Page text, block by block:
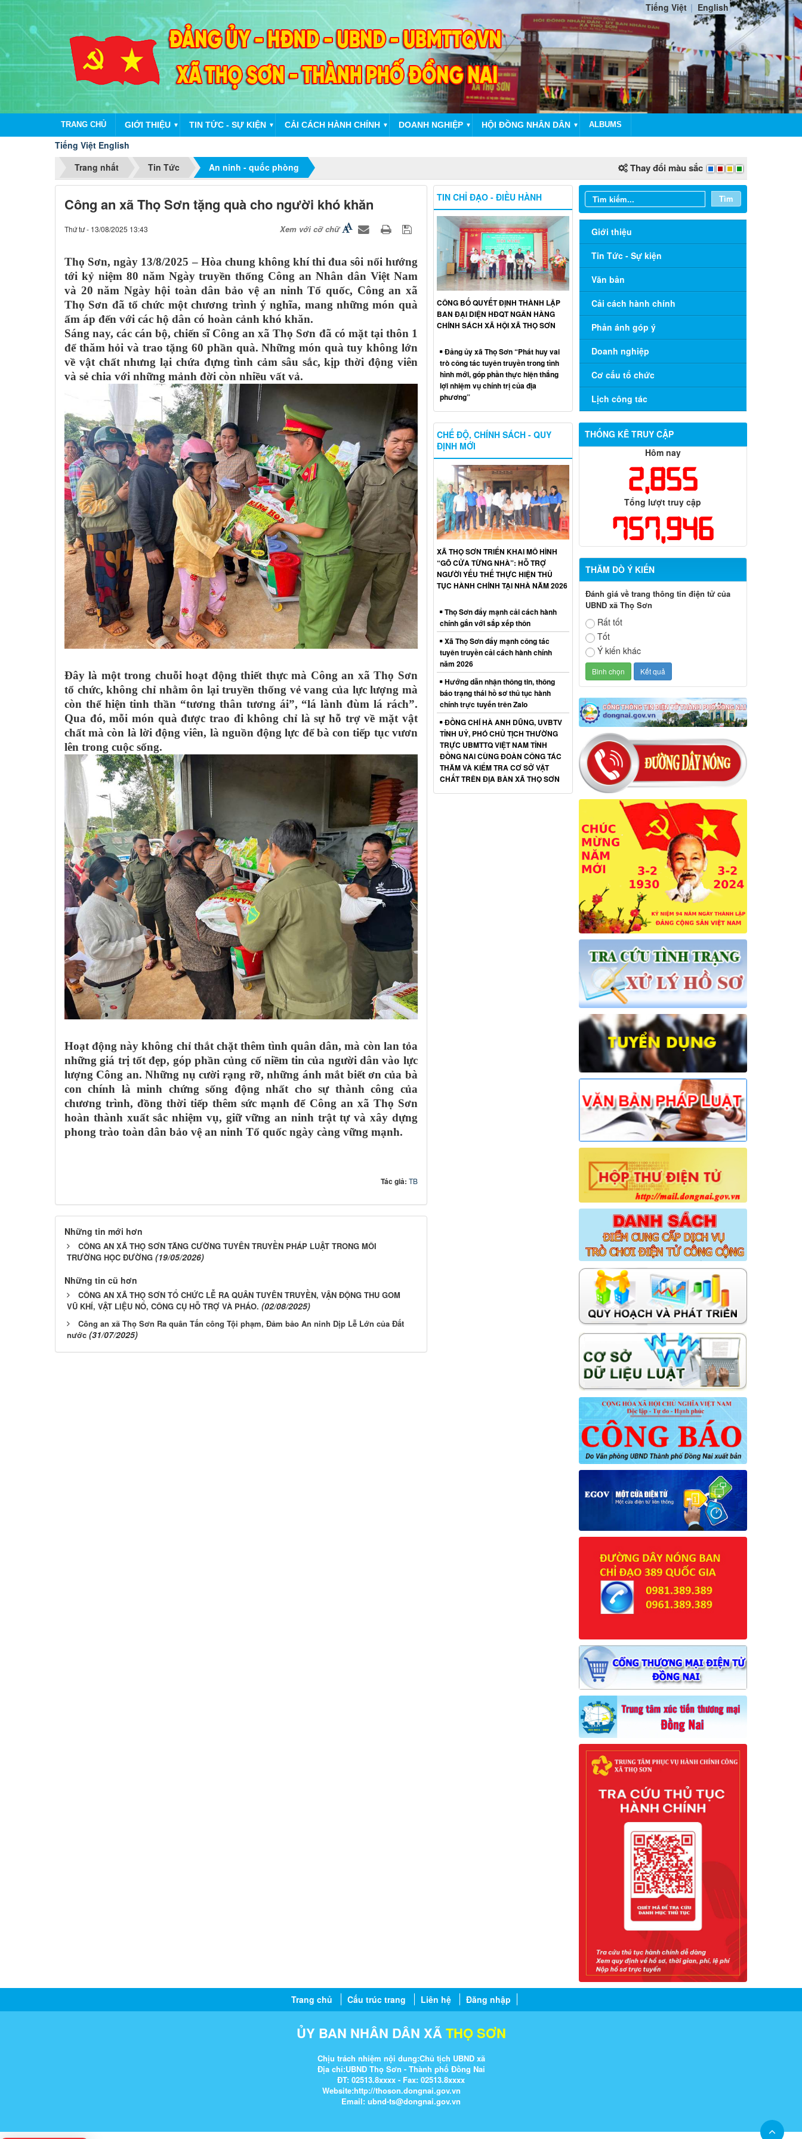
Tiếng Việt English
TRANG CHỦ GIỚI THIỆU ▼ TIN TỨC - SỰ KIỆN ▼ CẢI CÁCH HÀNH CHÍNH ▼ DOANH NGHIỆP ▼ HỘI ĐỒNG NHÂN DÂN ▼ ALBUMS
Tiếng Việt English
Trang nhất
Tin Tức An ninh - quốc phòng Thay đổi màu sắc
Công an xã Thọ Sơn tặng quà cho người khó khăn
Thứ tư - 13/08/2025 13:43 Xem với cỡ chữ
Thọ Sơn, ngày 13/8/2025 – Hòa chung không khí thi đua sôi nổi hướng
tới kỷ niệm 80 năm Ngày truyền thống Công an Nhân dân Việt Nam
và 20 năm Ngày hội toàn dân bảo vệ an ninh Tổ quốc, Công an xã
Thọ Sơn đã tổ chức một chương trình ý nghĩa, mang những món quà
ấm áp đến với các hộ dân có hoàn cảnh khó khăn.
Sáng nay, các cán bộ, chiến sĩ Công an xã Thọ Sơn đã có mặt tại thôn 1
để thăm hỏi và trao tặng 60 phần quà. Những món quà tuy không lớn
về vật chất nhưng lại chứa đựng tình cảm sâu sắc, kịp thời động viên
và sẻ chia với những mảnh đời còn nhiều vất vả.
Đây là một trong chuỗi hoạt động thiết thực mà Công an xã Thọ Sơn
tổ chức, không chỉ nhằm ôn lại truyền thống vẻ vang của lực lượng mà
còn thể hiện tinh thần “tương thân tương ái”, “lá lành đùm lá rách”.
Qua đó, mỗi món quà được trao đi không chỉ là sự hỗ trợ về mặt vật
chất mà còn là lời động viên, là nguồn động lực để bà con tiếp tục vươn
lên trong cuộc sống.
Hoạt động này không chỉ thắt chặt thêm tình quân dân, mà còn lan tỏa
những giá trị tốt đẹp, góp phần củng cố niềm tin của người dân vào lực
lượng Công an. Những nụ cười rạng rỡ, những ánh mắt biết ơn của bà
con chính là minh chứng sống động nhất cho sự thành công của
chương trình, đồng thời tiếp thêm sức mạnh để Công an xã Thọ Sơn
hoàn thành xuất sắc nhiệm vụ, giữ vững an ninh trật tự và xây dựng
phong trào toàn dân bảo vệ an ninh Tổ quốc ngày càng vững mạnh.
Tác giả: TB
Những tin mới hơn
CÔNG AN XÃ THỌ SƠN TĂNG CƯỜNG TUYÊN TRUYỀN PHÁP LUẬT TRONG MÔI
TRƯỜNG HỌC ĐƯỜNG (19/05/2026)
Những tin cũ hơn
CÔNG AN XÃ THỌ SƠN TỔ CHỨC LỄ RA QUÂN TUYÊN TRUYỀN, VẬN ĐỘNG THU GOM
VŨ KHÍ, VẬT LIỆU NỔ, CÔNG CỤ HỖ TRỢ VÀ PHÁO. (02/08/2025)
Công an xã Thọ Sơn Ra quân Tấn công Tội phạm, Đảm bảo An ninh Dịp Lễ Lớn của Đất
nước (31/07/2025)
Tìm
Giới thiệu
Tin Tức - Sự kiện
Văn bản
Cải cách hành chính
Phản ánh góp ý
Doanh nghiệp
Cơ cấu tổ chức
Lịch công tác
THỐNG KÊ TRUY CẬP
Hôm nay
2,855
Tổng lượt truy cập
757,946
THĂM DÒ Ý KIẾN
Đánh giá về trang thông tin điện tử của
UBND xã Thọ Sơn
Rất tốt
Tốt
Ý kiến khác
TIN CHỈ ĐẠO - ĐIỀU HÀNH
CÔNG BỐ QUYẾT ĐỊNH THÀNH LẬP
BAN ĐẠI DIỆN HĐQT NGÂN HÀNG
CHÍNH SÁCH XÃ HỘI XÃ THỌ SƠN
Đảng ủy xã Thọ Sơn “Phát huy vai
trò công tác tuyên truyền trong tình
hình mới, góp phần thực hiện thắng
lợi nhiệm vụ chính trị của địa
phương”
CHẾ ĐỘ, CHÍNH SÁCH - QUY
ĐỊNH MỚI
XÃ THỌ SƠN TRIỂN KHAI MÔ HÌNH
“GÕ CỬA TỪNG NHÀ”: HỖ TRỢ
NGƯỜI YẾU THẾ THỰC HIỆN THỦ
TỤC HÀNH CHÍNH TẠI NHÀ NĂM 2026
Thọ Sơn đẩy mạnh cải cách hành
chính gắn với sắp xếp thôn
Xã Thọ Sơn đẩy mạnh công tác
tuyên truyền cải cách hành chính
năm 2026
Hướng dẫn nhận thông tin, thông
báo trạng thái hồ sơ thủ tục hành
chính trực tuyến trên Zalo
ĐỒNG CHÍ HÀ ANH DŨNG, UVBTV
TỈNH UỶ, PHÓ CHỦ TỊCH THƯỜNG
TRỰC UBMTTQ VIỆT NAM TỈNH
ĐỒNG NAI CÙNG ĐOÀN CÔNG TÁC
THĂM VÀ KIỂM TRA CƠ SỞ VẬT
CHẤT TRÊN ĐỊA BÀN XÃ THỌ SƠN
Trang chủ Cấu trúc trang Liên hệ Đăng nhập
ỦY BAN NHÂN DÂN XÃTHỌ SƠN
Chịu trách nhiệm nội dung:Chủ tịch UBND xã
Địa chỉ:UBND Thọ Sơn - Thành phố Đồng Nai
ĐT: 02513.8xxxx - Fax: 02513.8xxxx
Website:http://thoson.dongnai.gov.vn
Email: ubnd-ts@dongnai.gov.vn​